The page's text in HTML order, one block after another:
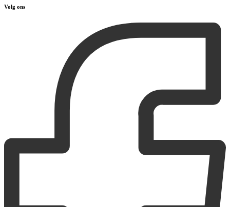
Volg ons